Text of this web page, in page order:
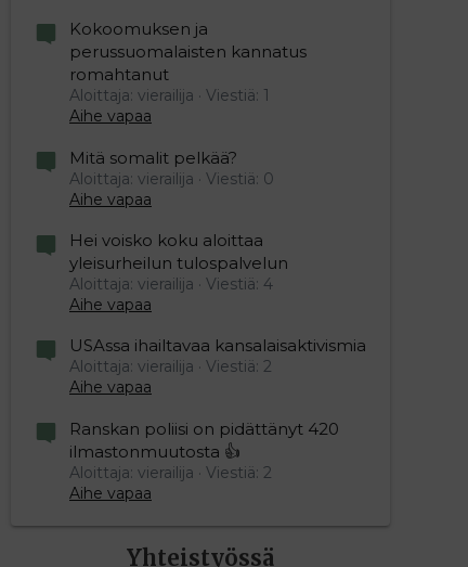
Kokoomuksen ja
perussuomalaisten kannatus
romahtanut
Aloittaja: vierailija
Viestiä: 1
Aihe vapaa
Mitä somalit pelkää?
Aloittaja: vierailija
Viestiä: 0
Aihe vapaa
Hei voisko koku aloittaa
yleisurheilun tulospalvelun
Aloittaja: vierailija
Viestiä: 4
Aihe vapaa
USAssa ihailtavaa kansalaisaktivismia
Aloittaja: vierailija
Viestiä: 2
Aihe vapaa
Ranskan poliisi on pidättänyt 420
ilmastonmuutosta 👍
Aloittaja: vierailija
Viestiä: 2
Aihe vapaa
Yhteistyössä